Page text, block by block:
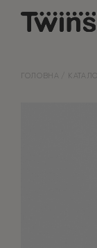
ГОЛОВНА